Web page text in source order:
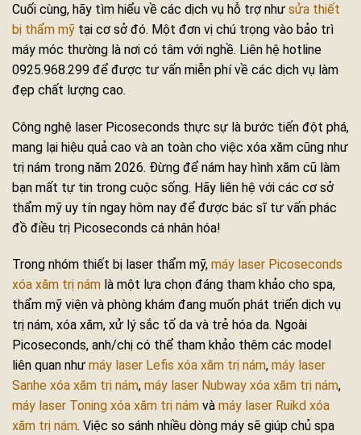
Cuối cùng, hãy tìm hiểu về các dịch vụ hỗ trợ như sửa thiết
bị thẩm mỹ tại cơ sở đó. Một đơn vị chú trọng vào bảo trì
máy móc thường là nơi có tâm với nghề. Liên hệ hotline
0925.968.299 để được tư vấn miễn phí về các dịch vụ làm
đẹp chất lượng cao.
Công nghệ laser Picoseconds thực sự là bước tiến đột phá,
mang lại hiệu quả cao và an toàn cho việc xóa xăm cũng như
trị nám trong năm 2026. Đừng để nám hay hình xăm cũ làm
bạn mất tự tin trong cuộc sống. Hãy liên hệ với các cơ sở
thẩm mỹ uy tín ngay hôm nay để được bác sĩ tư vấn phác
đồ điều trị Picoseconds cá nhân hóa!
Trong nhóm thiết bị laser thẩm mỹ, máy laser Picoseconds
xóa xăm trị nám là một lựa chọn đáng tham khảo cho spa,
thẩm mỹ viện và phòng khám đang muốn phát triển dịch vụ
trị nám, xóa xăm, xử lý sắc tố da và trẻ hóa da. Ngoài
Picoseconds, anh/chị có thể tham khảo thêm các model
liên quan như máy laser Lefis xóa xăm trị nám, máy laser
Sanhe xóa xăm trị nám, máy laser Nubway xóa xăm trị nám,
máy laser Toning xóa xăm trị nám và máy laser Ruikd xóa
xăm trị nám. Việc so sánh nhiều dòng máy sẽ giúp chủ spa